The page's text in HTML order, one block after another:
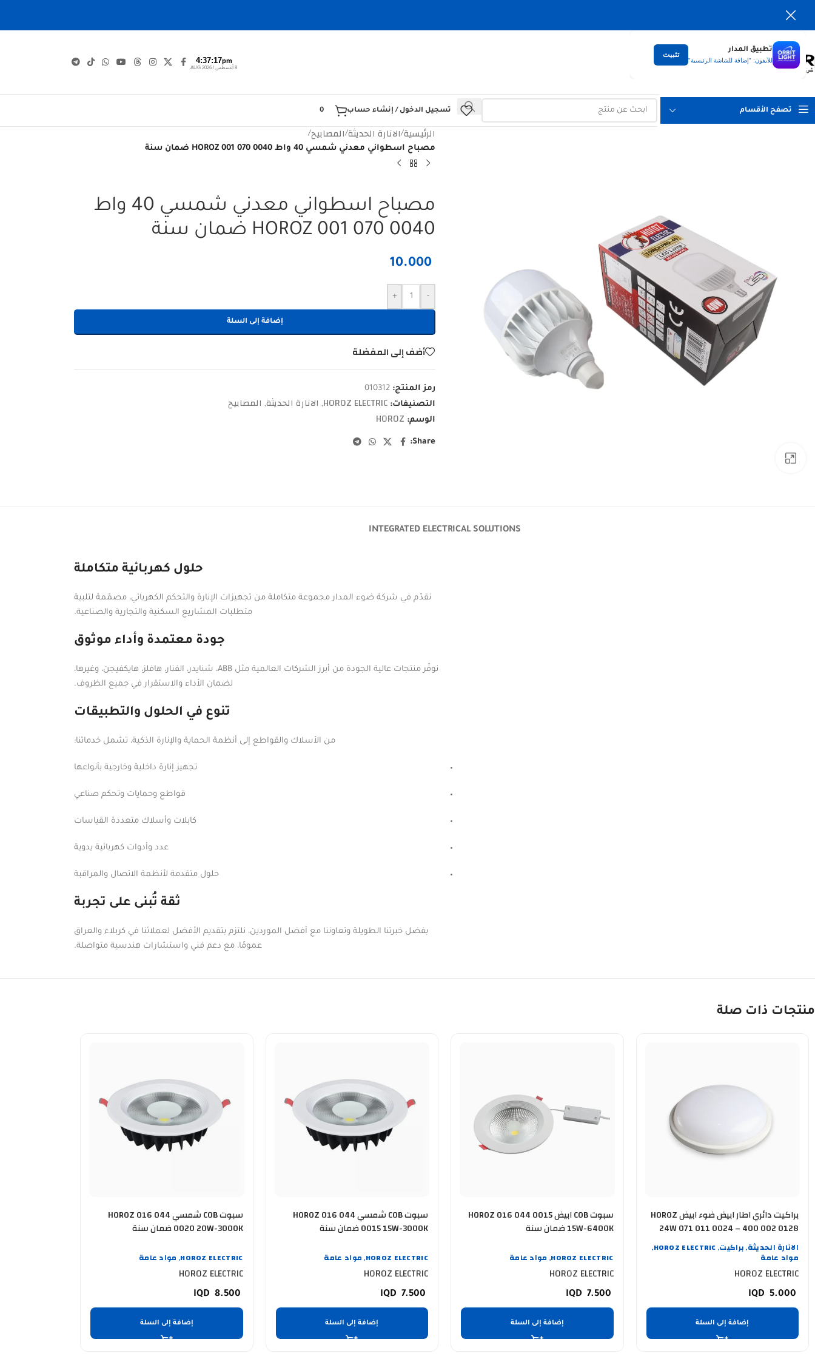
تطبيق المدار
للآيفون: "إضافة للشاشة الرئيسية"
تثبيت التوصيل
لكل العراق
4:37:17pm
8 أغسطس / AUG 2026
تصفح الأقسام تسجيل الدخول / إنشاء حساب 0
الرئيسية/الانارة الحديثة/المصابيح/
مصباح اسطواني معدني شمسي 40 واط HOROZ 001 070 0040 ضمان سنة
مصباح اسطواني معدني شمسي 40 واط
HOROZ 001 070 0040 ضمان سنة
10.000
-
+
إضافة إلى السلة
أضف إلى المفضلة
رمز المنتج: 010312
التصنيفات: HOROZ ELECTRIC
, الانارة الحديثة, المصابيح
الوسم: HOROZ
Share:
INTEGRATED ELECTRICAL SOLUTIONS
حلول كهربائية متكاملة
نقدّم في شركة ضوء المدار مجموعة متكاملة من تجهيزات الإنارة والتحكم الكهربائي، مصمّمة لتلبية
متطلبات المشاريع السكنية والتجارية والصناعية.
جودة معتمدة وأداء موثوق
نوفّر منتجات عالية الجودة من أبرز الشركات العالمية مثل ABB، شنايدر، الفنار، هافلز، هايكفيجن، وغيرها،
لضمان الأداء والاستقرار في جميع الظروف.
تنوع في الحلول والتطبيقات
من الأسلاك والقواطع إلى أنظمة الحماية والإنارة الذكية، تشمل خدماتنا:
تجهيز إنارة داخلية وخارجية بأنواعها
قواطع وحمايات وتحكم صناعي
كابلات وأسلاك متعددة القياسات
عدد وأدوات كهربائية يدوية
حلول متقدمة لأنظمة الاتصال والمراقبة
ثقة تُبنى على تجربة
بفضل خبرتنا الطويلة وتعاوننا مع أفضل الموردين، نلتزم بتقديم الأفضل لعملائنا في كربلاء والعراق
عمومًا، مع دعم فني واستشارات هندسية متواصلة.
منتجات ذات صلة
براكيت دائري اطار ابيض ضوء ابيض HOROZ
24W 071 011 0024 – 400 002 0128
الانارة الحديثة, براكيت,
HOROZ ELECTRIC
,
مواد عامة
HOROZ ELECTRIC
5.000
إضافة إلى السلة
سبوت COB ابيض HOROZ 016 044 0015
15W-6400K ضمان سنة
HOROZ ELECTRIC
, مواد عامة
HOROZ ELECTRIC
7.500
إضافة إلى السلة
سبوت COB شمسي HOROZ 016 044
0015 15W-3000K ضمان سنة
HOROZ ELECTRIC
, مواد عامة
HOROZ ELECTRIC
7.500
إضافة إلى السلة
سبوت COB شمسي HOROZ 016 044
0020 20W-3000K ضمان سنة
HOROZ ELECTRIC
, مواد عامة
HOROZ ELECTRIC
8.500
إضافة إلى السلة